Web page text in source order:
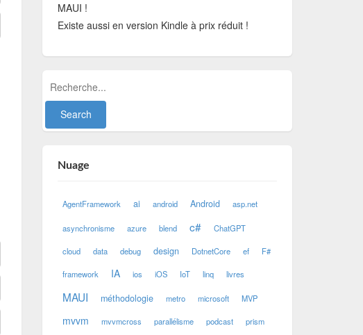
MAUI !
Existe aussi en version Kindle à prix réduit !
Nuage
AgentFramework ai android Android asp.net
asynchronisme azure blend c# ChatGPT
cloud data debug design DotnetCore ef F#
framework IA ios iOS IoT linq livres
MAUI méthodologie metro microsoft MVP
mvvm mvvmcross parallélisme podcast prism